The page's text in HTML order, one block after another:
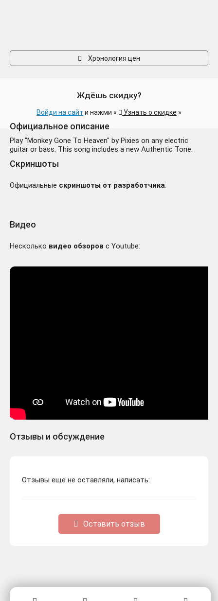
Хронология цен
Ждёшь скидку?
Войди на сайт и нажми « Узнать о скидке »
Официальное описание
Play "Monkey Gone To Heaven" by Pixies on any electric
guitar or bass. This song includes a new Authentic Tone.
Скриншоты
Официальные скриншоты от разработчика:
Видео
Несколько видео обзоров с Youtube:
Отзывы и обсуждение
Отзывы еще не оставляли, написать:
Оставить отзыв